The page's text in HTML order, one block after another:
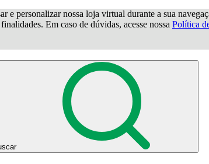
e personalizar nossa loja virtual durante a sua
Em caso de dúvidas, acesse nossa Política